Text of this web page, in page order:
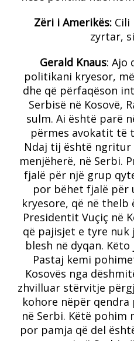
Zëri i Amerikës: Cili
zyrtar,
Gerald Knaus: Ajo
politikani kryesor,
dhe që përfaqëson
Serbisë në Kosovë,
sulm. Ai është parë
përmes avokatit të
Ndaj tij është ngritur
menjëherë, në Serbi.
fjalë për një grup
por bëhet fjalë për
kryesore, që në thelb
Presidentit Vuçiç në
që pajisjet e tyre nuk
blesh në dyqan.
Pastaj kemi
Kosovës nga
zhvilluar stërvitje
kohore nëpër
në Serbi. Këtë
por pamja që del